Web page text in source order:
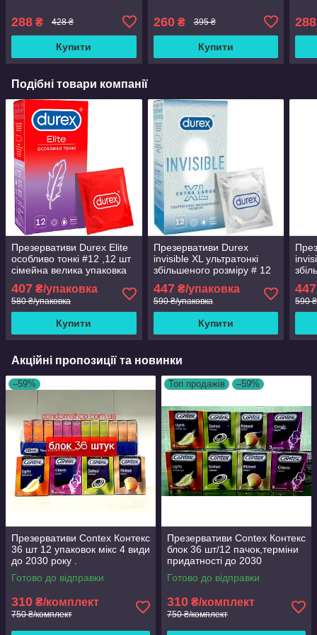
STRAWBERRY полуниця
288 ₴ 428 ₴
Купити
260₴ 395 ₴
Купити
288
Подібні товари компанії
Презервативи Durex Elite
особливо тонкі #12 ,12 шт
сімейна велика упаковка
.Сертифікати
407 ₴/упаковка
580 ₴/упаковка
Купити
Презервативи Durex
invisible XL ультратонкі
збільшеного розміру # 12
шт.ІНКА
447₴/упаковка
590 ₴/упаковка
Купити
447
590
Акційні пропозиції та новинки
–59%
Презервативи Contex Контекс
36 шт 12 упаковок мікс 4 види
до 2030 року .
Готово до відправки
310 ₴/комплект
750 ₴/комплект
Топ продажів –59%
Презервативи Contex Контекс
блок 36 шт/12 пачок,терміни
придатності до 2030
Готово до відправки
310 ₴/комплект
750 ₴/комплект